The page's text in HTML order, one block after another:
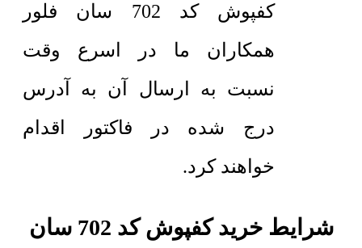
کفپوش کد 702 سان فلور
همکاران ما در اسرع وقت
نسبت به ارسال آن به آدرس
درج شده در فاکتور اقدام
خواهند کرد.
شرایط خرید کفپوش کد 702 سان